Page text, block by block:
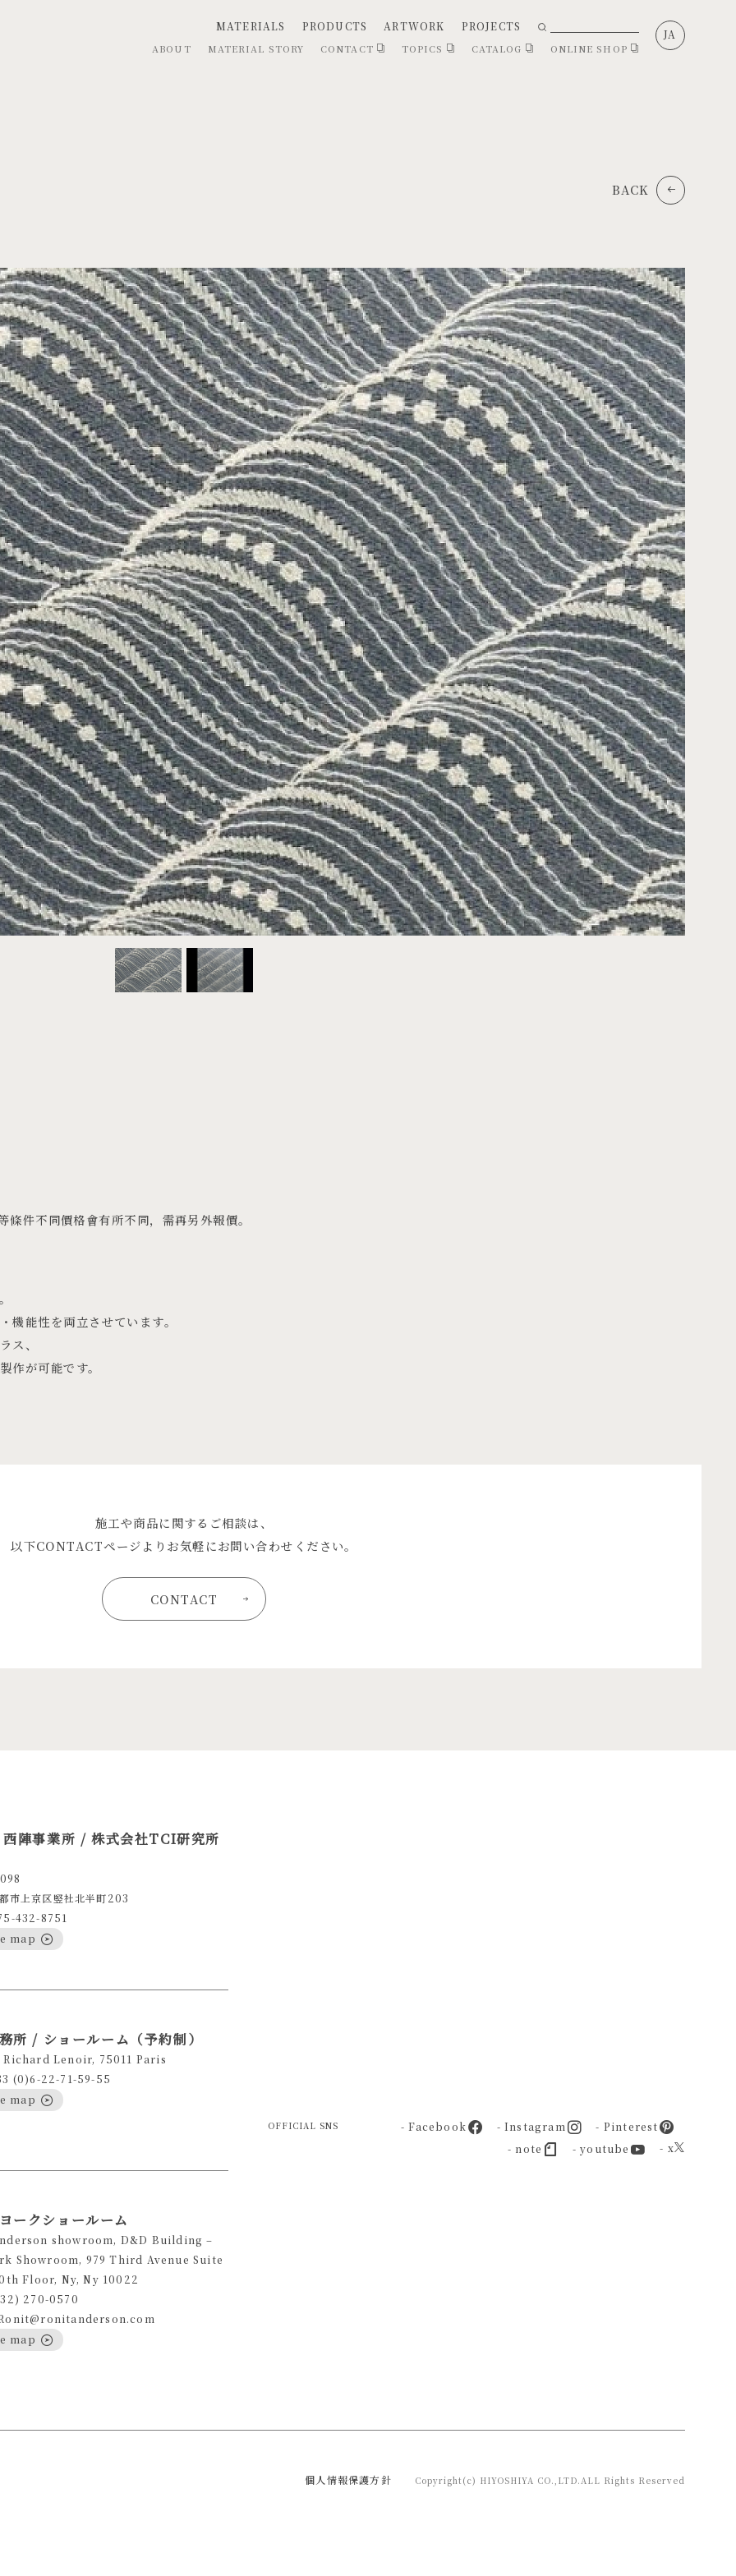
MATERIALS PRODUCTS ARTWORK PROJECTS
ABOUT MATERIAL STORY CONTACT TOPICS CATALOG ONLINE SHOP
JA
BACK
件不同價格會有所不同，需再另外報價。
能性を両立させています。
ス、
作が可能です。
施工や商品に関するご相談は、
以下CONTACTページよりお気軽にお問い合わせください。
CONTACT
西陣事業所 / 株式会社TCI研究所
市上京区竪社北半町203
432-8751
map
所 / ショールーム（予約制）
Richard Lenoir, 75011 Paris
(0)6-22-71-59-55
map
ークショールーム
showroom, D&D Building –
Showroom, 979 Third Avenue Suite
Floor, Ny, Ny 10022
270-0570
map
OFFICIAL SNS - Facebook - Instagram
- Pinterest
- note
- youtube - x
個人情報保護方針 Copyright(c) HIYOSHIYA CO.,LTD.ALL Rights Reserved